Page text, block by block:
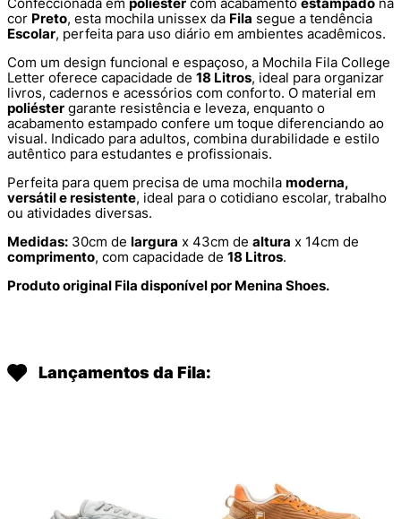
cor Preto, esta mochila unissex da Fila segue a tendência
Escolar, perfeita para uso diário em ambientes acadêmicos.
Com um design funcional e espaçoso, a Mochila Fila College
Letter oferece capacidade de 18 Litros, ideal para organizar
livros, cadernos e acessórios com conforto. O material em
poliéster garante resistência e leveza, enquanto o
acabamento estampado confere um toque diferenciando ao
visual. Indicado para adultos, combina durabilidade e estilo
autêntico para estudantes e profissionais.
Perfeita para quem precisa de uma mochila moderna,
versátil e resistente, ideal para o cotidiano escolar, trabalho
ou atividades diversas.
Medidas: 30cm de largura x 43cm de altura x 14cm de
comprimento, com capacidade de 18 Litros.
Produto original Fila disponível por Menina Shoes.
Lançamentos da Fila: